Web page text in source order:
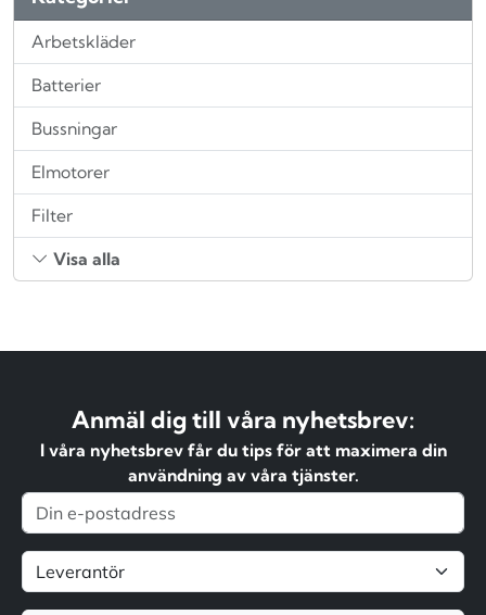
Arbetskläder
Batterier
Bussningar
Elmotorer
Filter
Visa alla
Anmäl dig till våra nyhetsbrev:
I våra nyhetsbrev får du tips för att maximera din
användning av våra tjänster.